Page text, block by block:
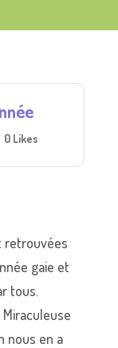
0 Likes
retrouvées
gaie et
tous.
nous en a